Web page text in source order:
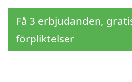
Få 3 erbjudanden,
förpliktelser